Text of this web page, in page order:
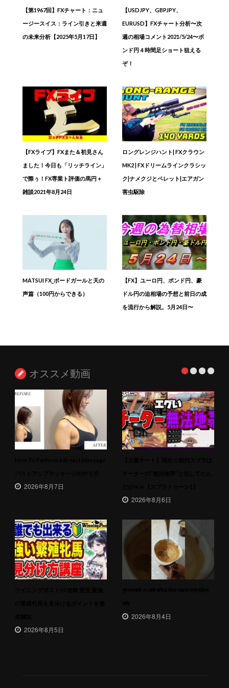
【第1967回】FXチャート：ニュ
ージースイス：ライン引きと来週
の未来分析【2025年5月17日】
【USDJPY、GBPJPY、
EURUSD】FXチャート分析〜次
週の相場コメント2021/5/24〜ポ
ンド円４時間足ショート狙える
ぞ！
【FXライブ】FXまた＆初見さん
ました！今日も「リッチライン」
で際ぅ！FX専業ト評価の馬円＋
雑談2021年8月24日
ロングレンジハント| FXクラウン
MK2 | FXドリームラインクラシッ
ク|ナメクジとペレット|エアガン
害虫駆除
MATSUI FX_ボードガールと天の
声篇（100円からできる）
【FX】ユーロ円、ポンド円、豪
ドル円の迫相場の予想と前日の成
を流行から解説。5月24日〜
オススメ動画
2026年8月7日
2026年8月6日
2026年8月5日
2026年8月4日